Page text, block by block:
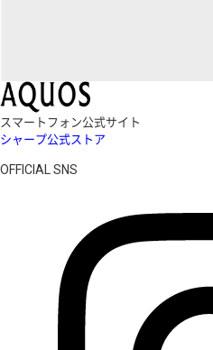
スマートフォン公式サイト
シャープ公式ストア
OFFICIAL SNS